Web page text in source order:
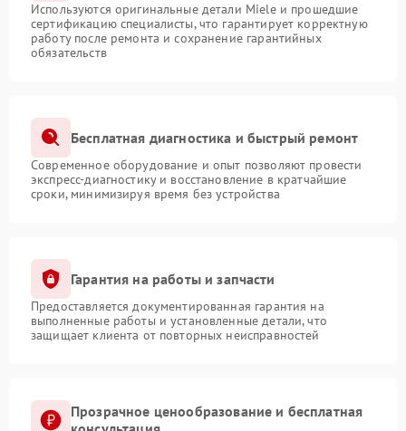
Используются оригинальные детали Miele и прошедшие
сертификацию специалисты, что гарантирует корректную
работу после ремонта и сохранение гарантийных
обязательств
Бесплатная диагностика и быстрый ремонт
Современное оборудование и опыт позволяют провести
экспресс-диагностику и восстановление в кратчайшие
сроки, минимизируя время без устройства
Гарантия на работы и запчасти
Предоставляется документированная гарантия на
выполненные работы и установленные детали, что
защищает клиента от повторных неисправностей
Прозрачное ценообразование и бесплатная